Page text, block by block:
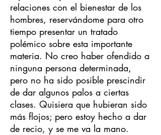
relaciones con el bienestar de los
hombres, reservándome para otro
tiempo presentar un tratado
polémico sobre esta importante
materia. No creo haber ofendido a
ninguna persona determinada,
pero no ha sido posible prescindir
de dar algunos palos a ciertas
clases. Quisiera que hubieran sido
más flojos; pero estoy hecho a dar
de recio, y se me va la mano.